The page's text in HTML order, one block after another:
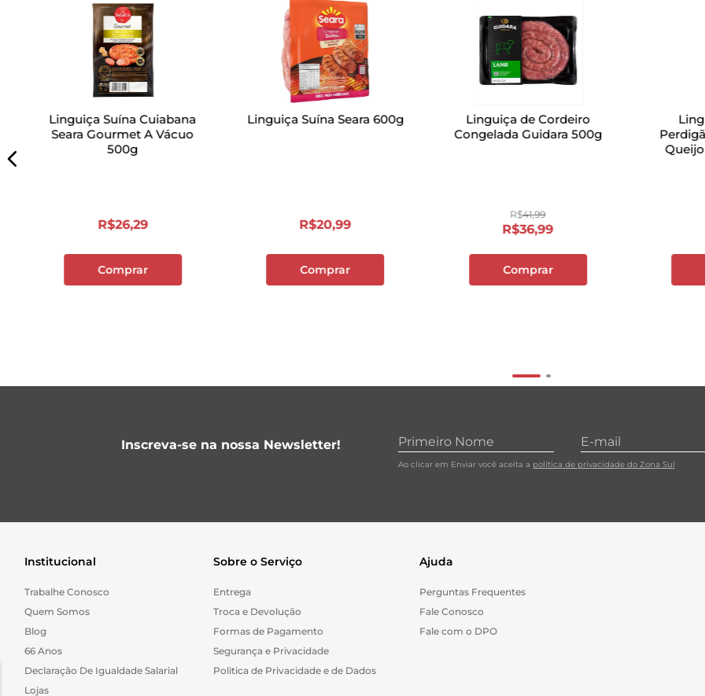
Linguiça Suína Cuiabana
Seara Gourmet A Vácuo
500g
R$26,29
Comprar
Linguiça Suína Seara 600g
R$20,99
Comprar
Linguiça de Cordeiro
Congelada Guidara 500g
R$41,99
R$36,99
Comprar
Inscreva-se na nossa Newsletter!
Ao clicar em Enviar você aceita a política de privacidade do Zona Sul
Institucional
Trabalhe Conosco
Quem Somos
Blog
66 Anos
Declaração De Igualdade Salarial
Lojas
Sobre o Serviço
Entrega
Troca e Devolução
Formas de Pagamento
Segurança e Privacidade
Politica de Privacidade e de Dados
Ajuda
Perguntas Frequentes
Fale Conosco
Fale com o DPO